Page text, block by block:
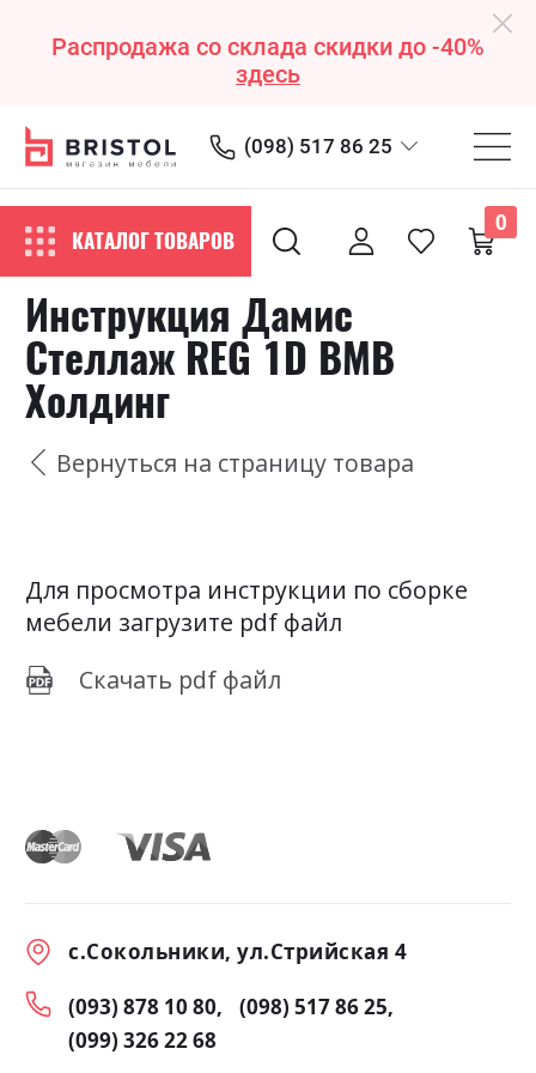
Распродажа со склада скидки до -40%
здесь
(098) 517 86 25
КАТАЛОГ ТОВАРОВ
0
Инструкция Дамис
Стеллаж REG 1D ВМВ
Холдинг
Вернуться на страницу товара
Для просмотра инструкции по сборке
мебели загрузите pdf файл
Скачать pdf файл
с.Сокольники, ул.Стрийская 4
(093) 878 10 80
(098) 517 86 25
(099) 326 22 68